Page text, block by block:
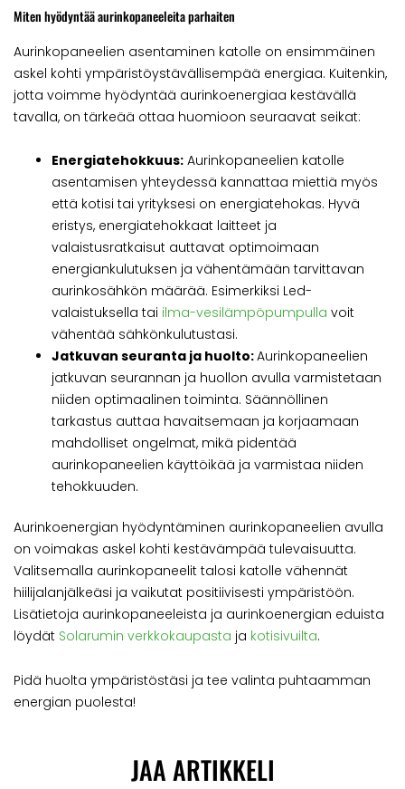
Miten hyödyntää aurinkopaneeleita parhaiten
Aurinkopaneelien asentaminen katolle on ensimmäinen
askel kohti ympäristöystävällisempää energiaa. Kuitenkin,
jotta voimme hyödyntää aurinkoenergiaa kestävällä
tavalla, on tärkeää ottaa huomioon seuraavat seikat:
Energiatehokkuus: Aurinkopaneelien katolle
asentamisen yhteydessä kannattaa miettiä myös
että kotisi tai yrityksesi on energiatehokas. Hyvä
eristys, energiatehokkaat laitteet ja
valaistusratkaisut auttavat optimoimaan
energiankulutuksen ja vähentämään tarvittavan
aurinkosähkön määrää. Esimerkiksi Led-
valaistuksella tai ilma-vesilämpöpumpulla voit
vähentää sähkönkulutustasi.
Jatkuvan seuranta ja huolto:Aurinkopaneelien
jatkuvan seurannan ja huollon avulla varmistetaan
niiden optimaalinen toiminta. Säännöllinen
tarkastus auttaa havaitsemaan ja korjaamaan
mahdolliset ongelmat, mikä pidentää
aurinkopaneelien käyttöikää ja varmistaa niiden
tehokkuuden.
Aurinkoenergian hyödyntäminen aurinkopaneelien avulla
on voimakas askel kohti kestävämpää tulevaisuutta.
Valitsemalla aurinkopaneelit talosi katolle vähennät
hiilijalanjälkeäsi ja vaikutat positiivisesti ympäristöön.
Lisätietoja aurinkopaneeleista ja aurinkoenergian eduista
löydät Solarumin verkkokaupasta ja kotisivuilta.
Pidä huolta ympäristöstäsi ja tee valinta puhtaamman
energian puolesta!
JAA ARTIKKELI